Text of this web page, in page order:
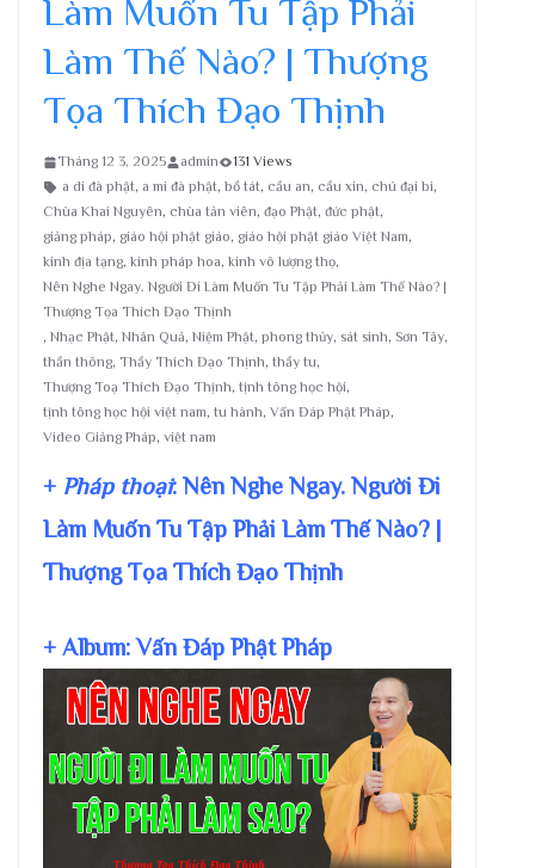
Làm Muốn Tu Tập Phải
Làm Thế Nào? | Thượng
Tọa Thích Đạo Thịnh
Tháng 12 3, 2025 admin
131 Views
a di đà phật, a mi đà phật, bồ tát, cầu an, cầu xin, chú đại bi,
Chùa Khai Nguyên, chùa tản viên, đạo Phật, đức phật,
giảng pháp, giáo hội phật giáo, giáo hội phật giáo Việt Nam,
kinh địa tạng, kinh pháp hoa, kinh vô lượng thọ,
Nên Nghe Ngay. Người Đi Làm Muốn Tu Tập Phải Làm Thế Nào? |
Thượng Tọa Thích Đạo Thịnh
, Nhạc Phật, Nhân Quả, Niệm Phật, phong thủy, sát sinh, Sơn Tây,
thần thông, Thầy Thích Đạo Thịnh, thầy tu,
Thượng Toạ Thích Đạo Thịnh, tịnh tông học hội,
tịnh tông học hội việt nam, tu hành, Vấn Đáp Phật Pháp,
Video Giảng Pháp, việt nam
+ Pháp thoại: Nên Nghe Ngay. Người Đi
Làm Muốn Tu Tập Phải Làm Thế Nào? |
Thượng Tọa Thích Đạo Thịnh
+ Album: Vấn Đáp Phật Pháp